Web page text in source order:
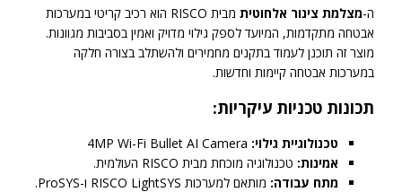
ה-מצלמת צינור אלחוטית
מבית RISCO הוא רכיב קריטי במערכות
אבטחה מתקדמות, המיועד לספק גילוי מדויק ואמין בסביבות מגוונות.
מוצר זה תוכנן לעמוד בתקנים מחמירים ולהשתלב בצורה חלקה
במערכות אבטחה קיימות וחדשות.
תכונות טכניות עיקריות:
טכנולוגיית גילוי:
אמינות: טכנולוגיה מוכחת מבית RISCO העולמית.
מתח עבודה: מותאם למערכות RISCO LightSYS ו-ProSYS.